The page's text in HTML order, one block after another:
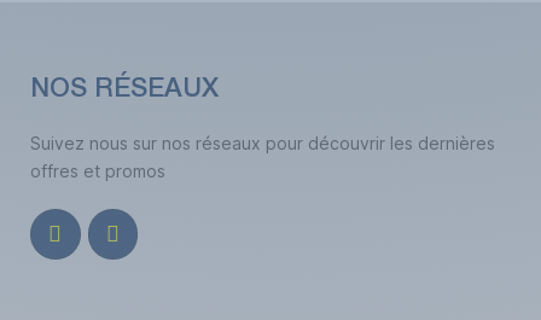
NOS RÉSEAUX
Suivez nous sur nos réseaux pour découvrir les dernières
offres et promos